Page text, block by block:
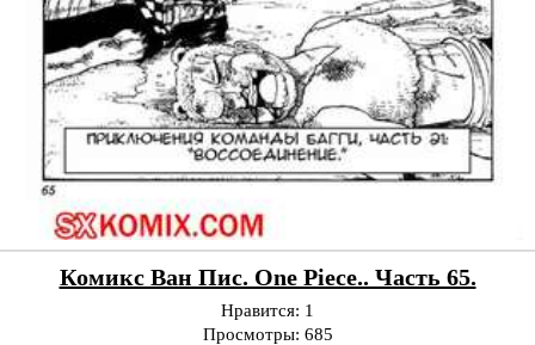
Комикс Ван Пис. One Piece.. Часть 65.
Нравится: 1
Просмотры: 685